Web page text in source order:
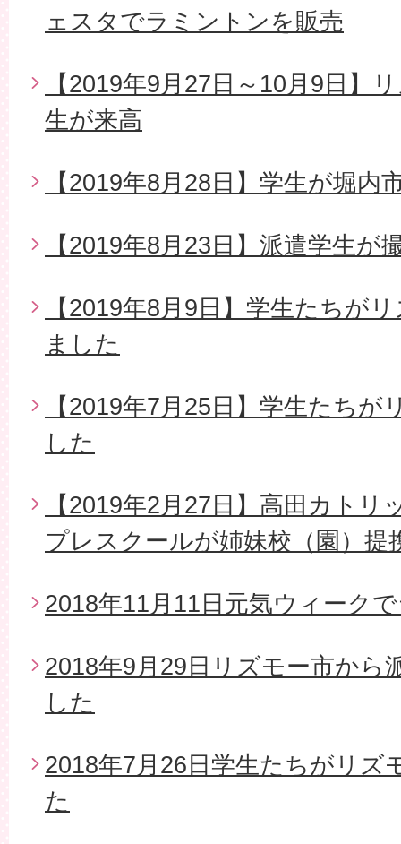
ェスタでラミントンを販売
【2019年9月27日～10月9日】
生が来高
【2019年8月28日】学生が堀内
【2019年8月23日】派遣学生が
【2019年8月9日】学生たちが
ました
【2019年7月25日】学生たち
した
【2019年2月27日】高田カト
プレスクールが姉妹校（園）提
2018年11月11日元気ウィーク
2018年9月29日リズモー市から
した
2018年7月26日学生たちがリズ
た